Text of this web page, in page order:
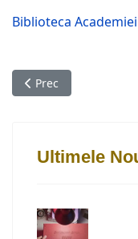
Biblioteca
Articol precedent:
Prec
Ultimele